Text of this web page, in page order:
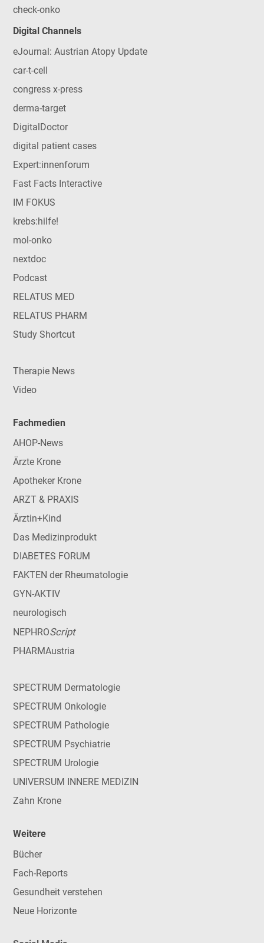
check-onko
Digital Channels
eJournal: Austrian Atopy Update
car-t-cell
congress x-press
derma-target
DigitalDoctor
digital patient cases
Expert:innenforum
Fast Facts Interactive
IM FOKUS
krebs:hilfe!
mol-onko
nextdoc
Podcast
RELATUS MED
RELATUS PHARM
Study Shortcut
Therapie News
Video
Fachmedien
AHOP-News
Ärzte Krone
Apotheker Krone
ARZT & PRAXIS
Ärztin+Kind
Das Medizinprodukt
DIABETES FORUM
FAKTEN der Rheumatologie
GYN-AKTIV
neurologisch
NEPHROScript
PHARMAustria
SPECTRUM Dermatologie
SPECTRUM Onkologie
SPECTRUM Pathologie
SPECTRUM Psychiatrie
SPECTRUM Urologie
UNIVERSUM INNERE MEDIZIN
Zahn Krone
Weitere
Bücher
Fach-Reports
Gesundheit verstehen
Neue Horizonte